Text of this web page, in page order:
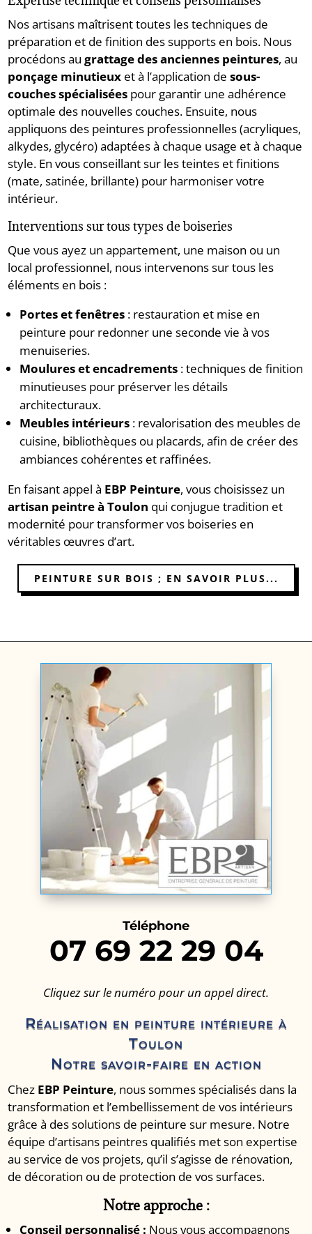
Nos artisans maîtrisent toutes les techniques de
préparation et de finition des supports en bois. Nous
procédons augrattage des anciennes peintures, au
ponçage minutieux et à l’application desous-
couches spécialisées pour garantir une adhérence
optimale des nouvelles couches. Ensuite, nous
appliquons des peintures professionnelles (acryliques,
alkydes, glycéro) adaptées à chaque usage et à chaque
style. En vous conseillant sur les teintes et finitions
(mate, satinée, brillante) pour harmoniser votre
intérieur.
Interventions sur tous types de boiseries
Que vous ayez un appartement, une maison ou un
local professionnel, nous intervenons sur tous les
éléments en bois :
Portes et fenêtres : restauration et mise en
peinture pour redonner une seconde vie à vos
menuiseries.
Moulures et encadrements : techniques de finition
minutieuses pour préserver les détails
architecturaux.
Meubles intérieurs : revalorisation des meubles de
cuisine, bibliothèques ou placards, afin de créer des
ambiances cohérentes et raffinées.
En faisant appel à EBP Peinture, vous choisissez un
artisan peintre à Toulon qui conjugue tradition et
modernité pour transformer vos boiseries en
véritables œuvres d’art.
PEINTURE SUR BOIS ; EN SAVOIR PLUS...
Téléphone
07 69 22 29 04
Cliquez sur le numéro pour un appel direct.
Réalisation en peinture intérieure à
Toulon
Notre savoir-faire en action
Chez EBP Peinture, nous sommes spécialisés dans la
transformation et l’embellissement de vos intérieurs
grâce à des solutions de peinture sur mesure. Notre
équipe d’artisans peintres qualifiés met son expertise
au service de vos projets, qu’il s’agisse de rénovation,
de décoration ou de protection de vos surfaces.
Notre approche :
Conseil personnalisé : Nous vous accompagnons